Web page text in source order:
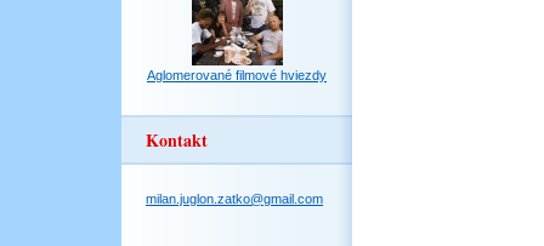
Aglomerované filmové hviezdy
Kontakt
milan.juglon.zatko@gmail.com